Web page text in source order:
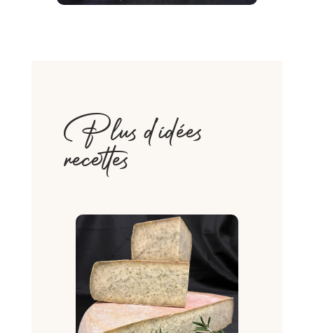
Plus d'idées
recettes